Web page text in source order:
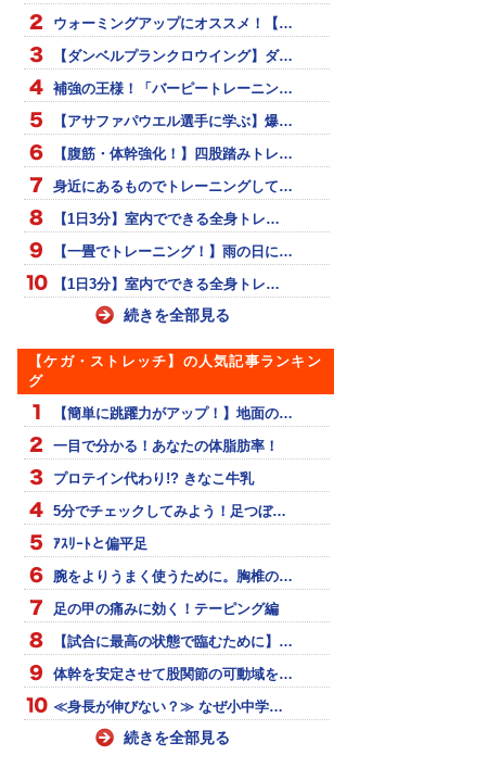
ウォーミングアップにオススメ！【…
【ダンベルプランクロウイング】ダ…
補強の王様！「バーピートレーニン…
【アサファパウエル選手に学ぶ】爆…
【腹筋・体幹強化！】四股踏みトレ…
身近にあるものでトレーニングして…
【1日3分】室内でできる全身トレ…
【一畳でトレーニング！】雨の日に…
【1日3分】室内でできる全身トレ…
続きを全部見る
【ケガ・ストレッチ】の人気記事ランキン
グ
【簡単に跳躍力がアップ！】地面の…
一目で分かる！あなたの体脂肪率！
プロテイン代わり!? きなこ牛乳
5分でチェックしてみよう！足つぼ…
ｱｽﾘｰﾄと偏平足
腕をよりうまく使うために。胸椎の…
足の甲の痛みに効く！テーピング編
【試合に最高の状態で臨むために】…
体幹を安定させて股関節の可動域を…
≪身長が伸びない？≫ なぜ小中学…
続きを全部見る